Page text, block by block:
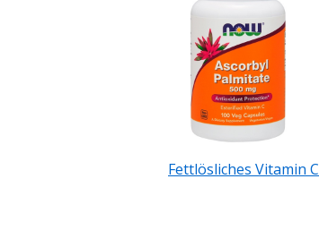
Fettlösliches Vitamin C